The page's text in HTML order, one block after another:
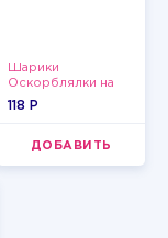
Шарики
Оскорблялки на
день рождения для
118 P
ДОБАВИТЬ